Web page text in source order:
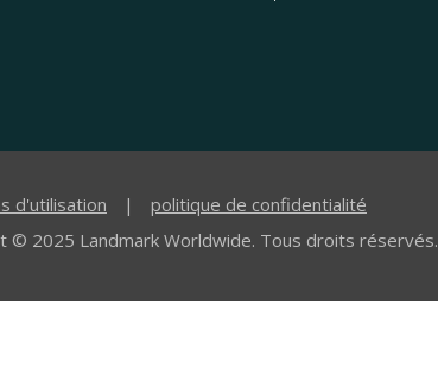
d'utilisation |
politique de confidentialité
© 2025 Landmark Worldwide. Tous droits réservés.